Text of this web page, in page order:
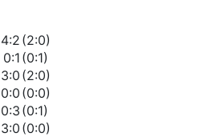
4:2 (2:0)
0:1 (0:1)
3:0 (2:0)
0:0 (0:0)
0:3 (0:1)
3:0 (0:0)